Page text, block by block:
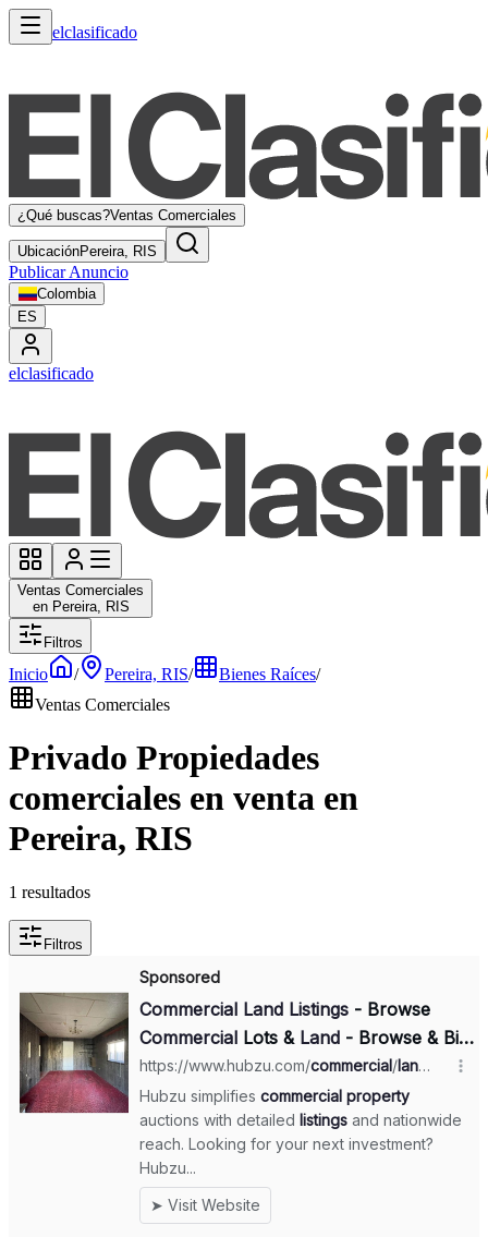
elclasificado
¿Qué buscas?Ventas Comerciales
UbicaciónPereira, RIS
Publicar Anuncio
Colombia
ES
elclasificado
Ventas Comerciales
en Pereira, RIS
Filtros
Inicio / Pereira, RIS/ Bienes Raíces/
Ventas Comerciales
Privado Propiedades
comerciales en venta en
Pereira, RIS
1 resultados
Filtros